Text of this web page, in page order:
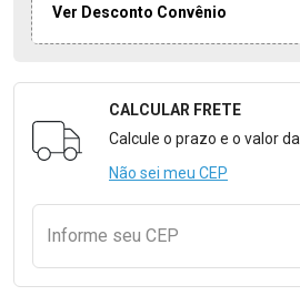
Ver Desconto Convênio
Formulário para Calcular
CALCULAR FRETE
Calcule o prazo e o valor
Não sei meu CEP
Informe seu CEP